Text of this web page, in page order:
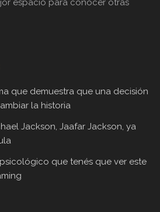
espacio para conocer otras
que demuestra que una decisión
la historia
Jackson, Jaafar Jackson, ya
que tenés que ver este